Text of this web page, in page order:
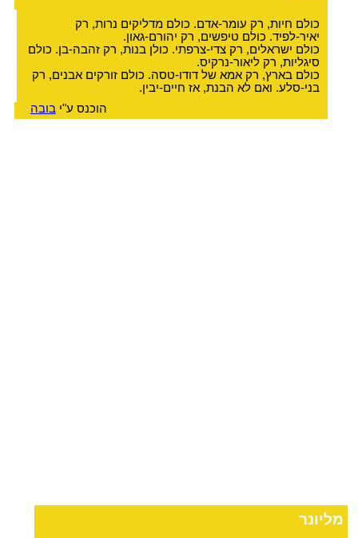
כולם חיות, רק עומר-אדם. כולם מדליקים נרות, רק
יאיר-לפיד. כולם טיפשים, רק יהורם-גאון.
כולם ישראלים, רק צדי-צרפתי. כולן בנות, רק זהבה-בן. כולם
סיגליות, רק ליאור-נרקיס.
כולם בארץ, רק אמא של דודו-טסה. כולם זורקים אבנים, רק
בני-סלע. ואם לא הבנת, אז חיים-יבין.
הוכנס ע"יבובה
מליונר